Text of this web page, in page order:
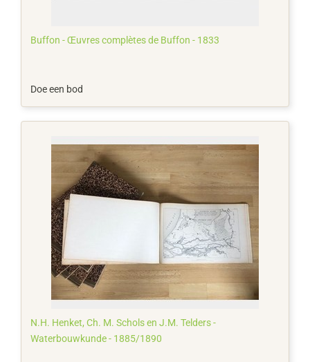
Buffon - Œuvres complètes de Buffon - 1833
Doe een bod
N.H. Henket, Ch. M. Schols en J.M. Telders -
Waterbouwkunde - 1885/1890